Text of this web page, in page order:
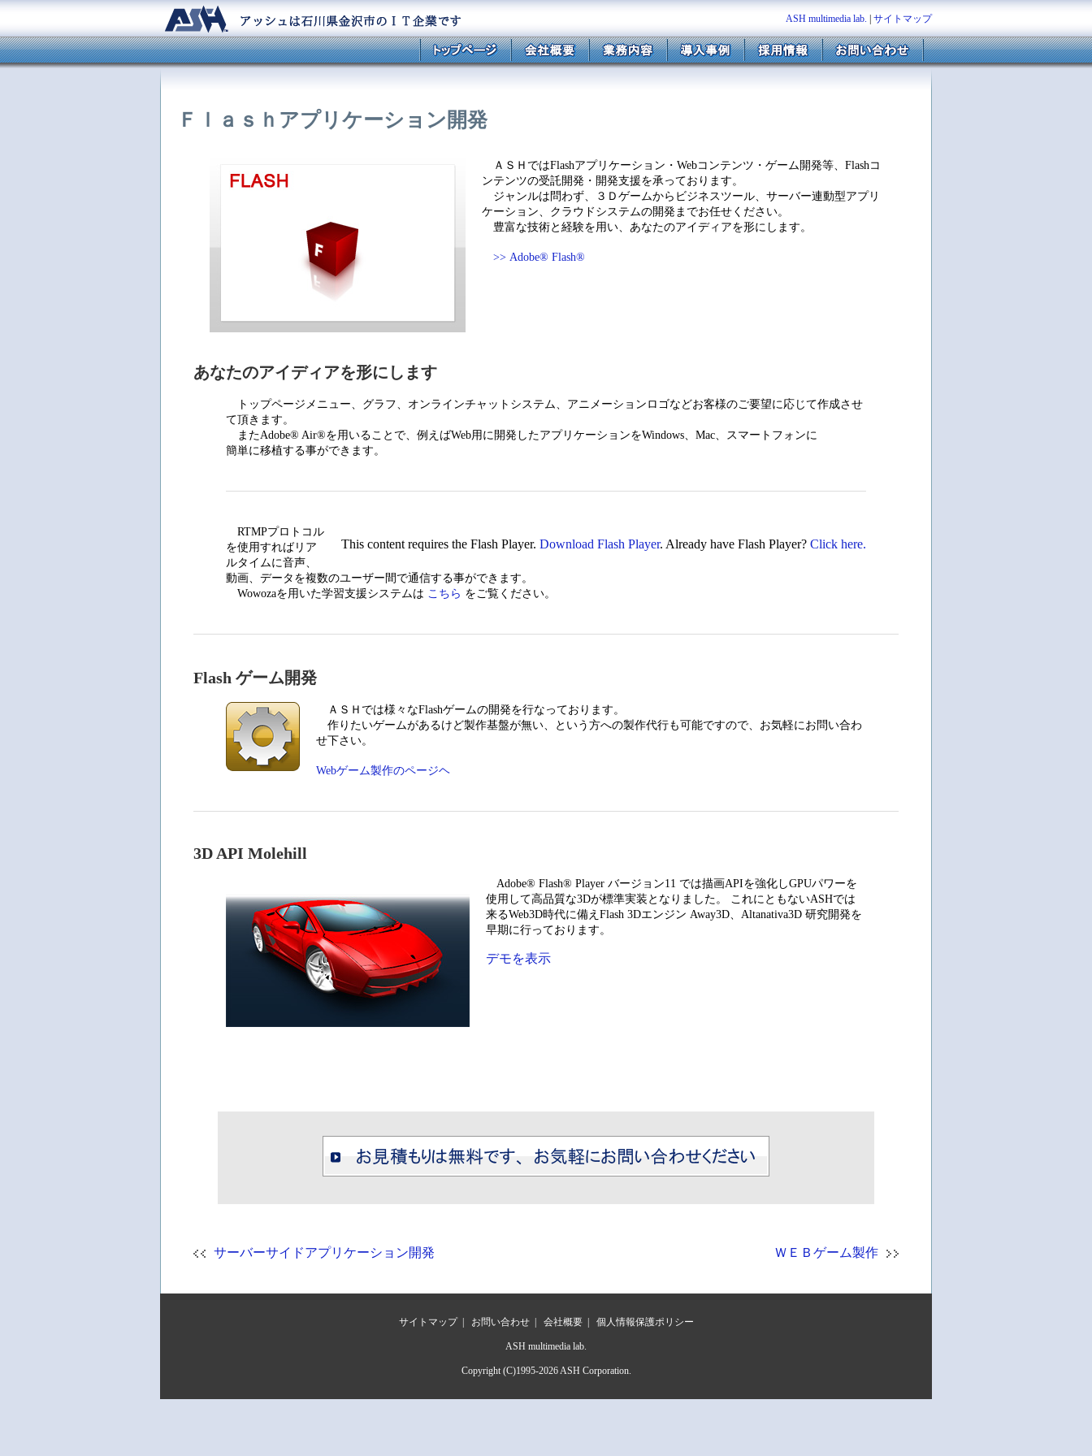
ASH multimedia lab. サイトマップ
Ｆｌａｓｈアプリケーション開発
ＡＳＨではFlashアプリケーション・Webコンテンツ・ゲーム開発等、Flashコ
ンテンツの受託開発・開発支援を承っております。
ジャンルは問わず、３Ｄゲームからビジネスツール、サーバー連動型アプリ
ケーション、クラウドシステムの開発までお任せください。
豊富な技術と経験を用い、あなたのアイディアを形にします。
>> Adobe® Flash®
あなたのアイディアを形にします
トップページメニュー、グラフ、オンラインチャットシステム、アニメーションロゴなどお客様のご要望に応じて作成させ
て頂きます。
またAdobe® Air®を用いることで、例えばWeb用に開発したアプリケーションをWindows、Mac、スマートフォンに
簡単に移植する事ができます。
This content requires the Flash Player. Download Flash Player. Already have Flash Player? Click here.
RTMPプロトコル
を使用すればリア
ルタイムに音声、
動画、データを複数のユーザー間で通信する事ができます。
Wowozaを用いた学習支援システムは こちら をご覧ください。
Flash ゲーム開発
ＡＳＨでは様々なFlashゲームの開発を行なっております。
作りたいゲームがあるけど製作基盤が無い、という方への製作代行も可能ですので、お気軽にお問い合わ
せ下さい。
Webゲーム製作のページヘ
‎3D API Molehill
Adobe® Flash® Player バージョン11 では描画APIを強化しGPUパワーを
使用して高品質な3Dが標準実装となりました。 これにともないASHでは
来るWeb3D時代に備えFlash 3Dエンジン Away3D、Altanativa3D 研究開発を
早期に行っております。
デモを表示
サーバーサイドアプリケーション開発 ＷＥＢゲーム製作
サイトマップ| お問い合わせ| 会社概要| 個人情報保護ポリシー
ASH multimedia lab.
Copyright (C)1995-2026 ASH Corporation.